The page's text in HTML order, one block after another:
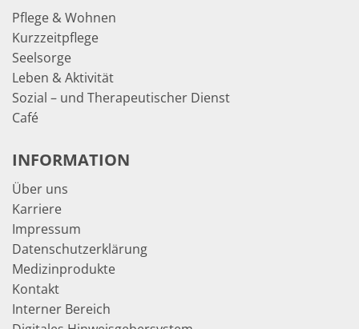
Pflege & Wohnen
Kurzzeitpflege
Seelsorge
Leben & Aktivität
Sozial – und Therapeutischer Dienst
Café
INFORMATION
Über uns
Karriere
Impressum
Datenschutzerklärung
Medizinprodukte
Kontakt
Interner Bereich